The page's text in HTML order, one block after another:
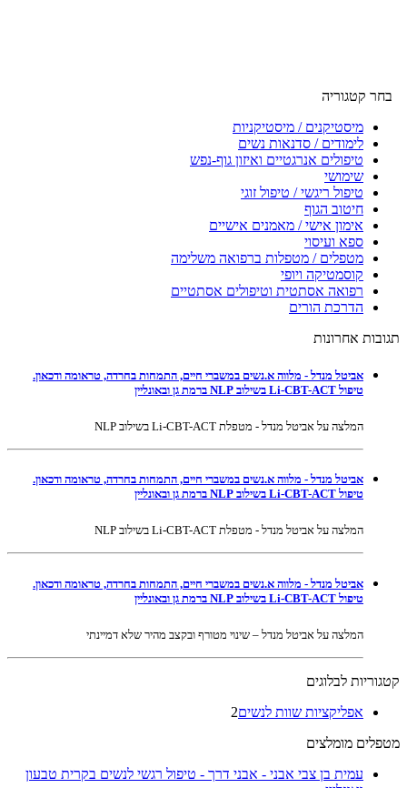
בחר קטגוריה
מיסטיקנים / מיסטיקניות
לימודים / סדנאות נשים
טיפולים אנרגטיים ואיזון גוף-נפש
שימושי
טיפול ריגשי / טיפול זוגי
חיטוב הגוף
אימון אישי / מאמנים אישיים
ספא ועיסוי
מטפלים / מטפלות ברפואה משלימה
קוסמטיקה ויופי
רפואה אסתטית וטיפולים אסתטיים
הדרכת הורים
תגובות אחרונות
אביטל מנדל - מלווה א.נשים במשברי חיים, התמחות בחרדה, טראומה ודכאון.
טיפול Li-CBT-ACT בשילוב NLP ברמת גן ובאונליין
המלצה על אביטל מנדל - מטפלת Li-CBT-ACT בשילוב NLP
אביטל מנדל - מלווה א.נשים במשברי חיים, התמחות בחרדה, טראומה ודכאון.
טיפול Li-CBT-ACT בשילוב NLP ברמת גן ובאונליין
המלצה על אביטל מנדל - מטפלת Li-CBT-ACT בשילוב NLP
אביטל מנדל - מלווה א.נשים במשברי חיים, התמחות בחרדה, טראומה ודכאון.
טיפול Li-CBT-ACT בשילוב NLP ברמת גן ובאונליין
המלצה על אביטל מנדל – שינוי מטורף ובקצב מהיר שלא דמיינתי
קטגוריות לבלוגים
אפליקציות שוות לנשים2
מטפלים מומלצים
עמית בן צבי אבני - אבני דרך - טיפול רגשי לנשים בקרית טבעון